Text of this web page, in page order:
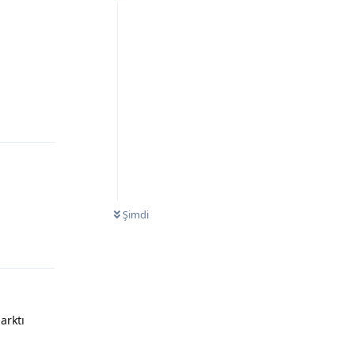
Şimdi